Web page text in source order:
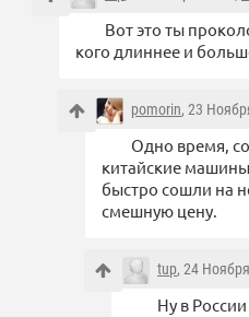
Вот это ты
кого длиннее и
pomorin, 23
Одно время,
китайские
быстро сошли на
смешную цену.
tup, 24
Ну в